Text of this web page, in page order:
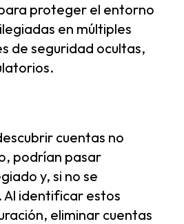
proteger el entorno
en múltiples
de seguridad ocultas,
cuentas no
podrían pasar
y, si no se
Al identificar estos
eliminar cuentas